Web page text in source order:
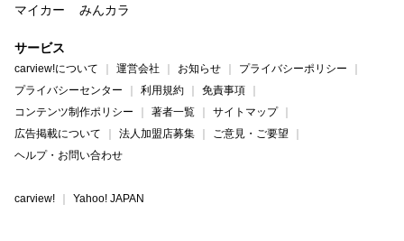
マイカー
みんカラ
サービス
carview!について 運営会社 お知らせ
プライバシーポリシー
プライバシーセンター
利用規約
免責事項
コンテンツ制作ポリシー
著者一覧
サイトマップ
広告掲載について
法人加盟店募集
ご意見・ご要望
ヘルプ・お問い合わせ
carview! Yahoo! JAPAN